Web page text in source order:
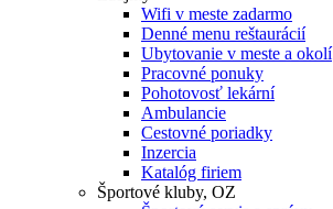
Wifi v meste zadarmo
Denné menu reštaurácií
Ubytovanie v meste a okolí
Pracovné ponuky
Pohotovosť lekární
Ambulancie
Cestovné poriadky
Inzercia
Katalóg firiem
Športové kluby, OZ